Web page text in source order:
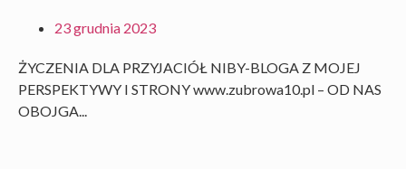
23 grudnia 2023
ŻYCZENIA DLA PRZYJACIÓŁ NIBY-BLOGA Z MOJEJ
PERSPEKTYWY I STRONY www.zubrowa10.pl – OD NAS
OBOJGA...